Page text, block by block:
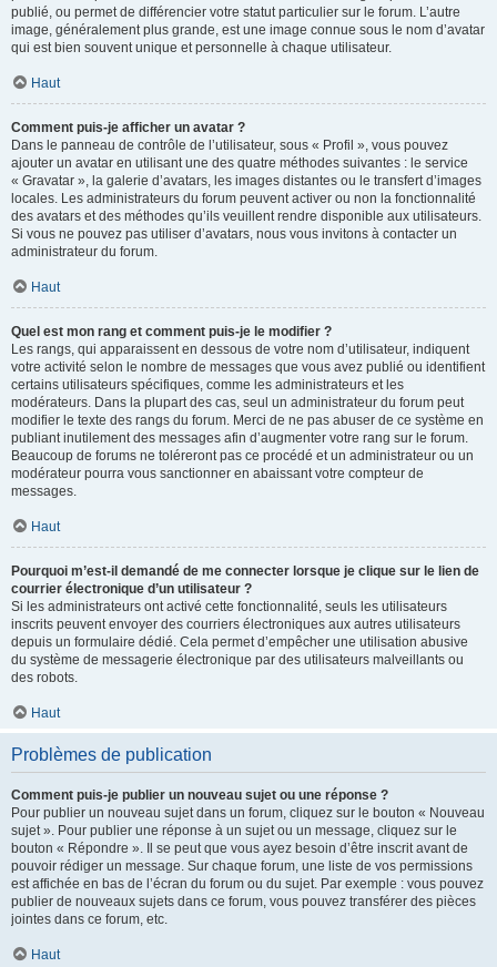
publié, ou permet de différencier votre statut particulier sur le forum. L’autre
image, généralement plus grande, est une image connue sous le nom d’avatar
qui est bien souvent unique et personnelle à chaque utilisateur.
Haut
Comment puis-je afficher un avatar ?
Dans le panneau de contrôle de l’utilisateur, sous « Profil », vous pouvez
ajouter un avatar en utilisant une des quatre méthodes suivantes : le service
« Gravatar », la galerie d’avatars, les images distantes ou le transfert d’images
locales. Les administrateurs du forum peuvent activer ou non la fonctionnalité
des avatars et des méthodes qu’ils veuillent rendre disponible aux utilisateurs.
Si vous ne pouvez pas utiliser d’avatars, nous vous invitons à contacter un
administrateur du forum.
Haut
Quel est mon rang et comment puis-je le modifier ?
Les rangs, qui apparaissent en dessous de votre nom d’utilisateur, indiquent
votre activité selon le nombre de messages que vous avez publié ou identifient
certains utilisateurs spécifiques, comme les administrateurs et les
modérateurs. Dans la plupart des cas, seul un administrateur du forum peut
modifier le texte des rangs du forum. Merci de ne pas abuser de ce système en
publiant inutilement des messages afin d’augmenter votre rang sur le forum.
Beaucoup de forums ne toléreront pas ce procédé et un administrateur ou un
modérateur pourra vous sanctionner en abaissant votre compteur de
messages.
Haut
Pourquoi m’est-il demandé de me connecter lorsque je clique sur le lien de
courrier électronique d’un utilisateur ?
Si les administrateurs ont activé cette fonctionnalité, seuls les utilisateurs
inscrits peuvent envoyer des courriers électroniques aux autres utilisateurs
depuis un formulaire dédié. Cela permet d’empêcher une utilisation abusive
du système de messagerie électronique par des utilisateurs malveillants ou
des robots.
Haut
Problèmes de publication
Comment puis-je publier un nouveau sujet ou une réponse ?
Pour publier un nouveau sujet dans un forum, cliquez sur le bouton « Nouveau
sujet ». Pour publier une réponse à un sujet ou un message, cliquez sur le
bouton « Répondre ». Il se peut que vous ayez besoin d’être inscrit avant de
pouvoir rédiger un message. Sur chaque forum, une liste de vos permissions
est affichée en bas de l’écran du forum ou du sujet. Par exemple : vous pouvez
publier de nouveaux sujets dans ce forum, vous pouvez transférer des pièces
jointes dans ce forum, etc.
Haut